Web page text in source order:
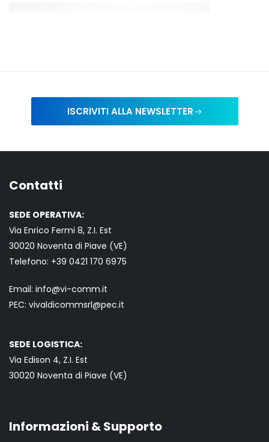
ISCRIVITI ALLA NEWSLETTER
Contatti
SEDE OPERATIVA:
Via Enrico Fermi 8, Z.I. Est
30020 Noventa di Piave (VE)
Telefono: +39 0421 170 6975
Email: info@vi-comm.it
PEC: vivaldicommsrl@pec.it
SEDE LOGISTICA:
Via Edison 4, Z.I. Est
30020 Noventa di Piave (VE)
Informazioni & Supporto